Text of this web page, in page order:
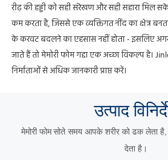
रीढ़ की हड्डी को सही संरेखण और सही सहारा मिल
कम करता है, जिससे एक व्यक्तिगत नींद का क्षेत्र
के करवट बदलने का एहसास नहीं होता - इसलिए
जाते हैं तो मेमोरी फोम गद्दा एक अच्छा विकल्प है।
निर्माताओं से अधिक जानकारी प्राप्त करें।
उत्पाद
मेमोरी फोम सोते समय आपके शरीर को ढक लेता है,
देता है।